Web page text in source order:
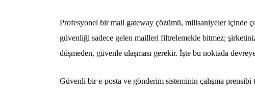
Profesyonel bir mail gateway çözümü, milisaniyeler içinde
güvenliği sadece gelen mailleri filtrelemekle bitmez;
düşmeden, güvenle ulaşması gerekir. İşte bu noktada
Güvenli bir e-posta ve gönderim sisteminin çalışma prensibi